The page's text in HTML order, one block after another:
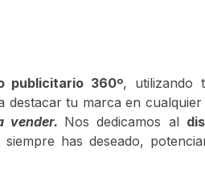
publicitario 360º, utilizando
destacar tu marca en
vender. Nos dedicamos al
has deseado,